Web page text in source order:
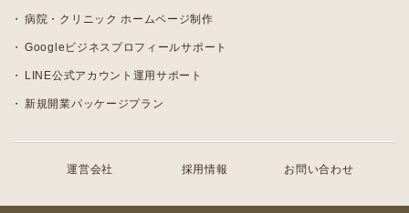
病院・クリニック ホームページ制作
Googleビジネスプロフィールサポート
LINE公式アカウント運用サポート
新規開業パッケージプラン
運営会社 採用情報 お問い合わせ